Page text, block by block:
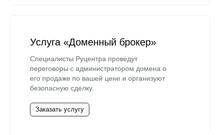
Услуга «Доменный брокер»
Специалисты Руцентра проведут
переговоры с администратором домена о
его продаже по вашей цене и организуют
безопасную сделку.
Заказать услугу